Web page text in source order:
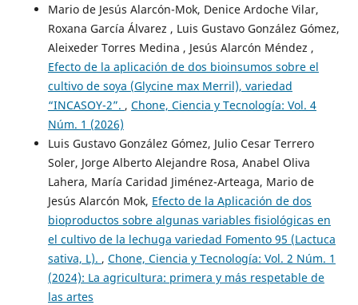
Mario de Jesús Alarcón-Mok, Denice Ardoche Vilar,
Roxana García Álvarez , Luis Gustavo González Gómez,
Aleixeder Torres Medina , Jesús Alarcón Méndez ,
Efecto de la aplicación de dos bioinsumos sobre el
cultivo de soya (Glycine max Merril), variedad
“INCASOY-2”. , Chone, Ciencia y Tecnología: Vol. 4
Núm. 1 (2026)
Luis Gustavo González Gómez, Julio Cesar Terrero
Soler, Jorge Alberto Alejandre Rosa, Anabel Oliva
Lahera, María Caridad Jiménez-Arteaga, Mario de
Jesús Alarcón Mok, Efecto de la Aplicación de dos
bioproductos sobre algunas variables fisiológicas en
el cultivo de la lechuga variedad Fomento 95 (Lactuca
sativa, L). , Chone, Ciencia y Tecnología: Vol. 2 Núm. 1
(2024): La agricultura: primera y más respetable de
las artes